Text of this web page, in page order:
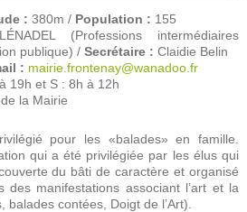
: 380m / Population : 155
(Professions intermédiaires
publique) / Secrétaire : Claidie Belin
: mairie.frontenay@wanadoo.fr
19h et S : 8h à 12h
la Mairie
pour les «balades» en famille.
qui a été privilégiée par les élus qui
du bâti de caractère et organisé
manifestations associant l’art et la
contées, Doigt de l’Art).